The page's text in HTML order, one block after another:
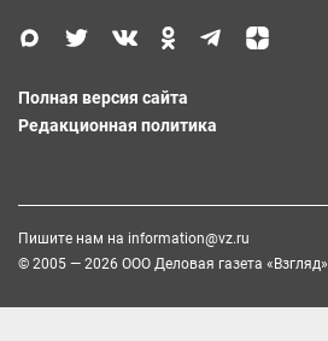
Полная версия сайта
Редакционная политика
Пишите нам на information@vz.ru
© 2005 — 2026 ООО Деловая газета «Взгляд»